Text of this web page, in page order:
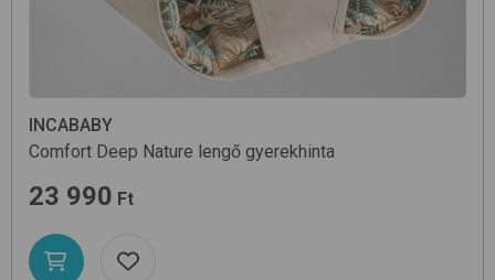
INCABABY
Comfort Deep Nature lengő gyerekhinta
23 990 Ft